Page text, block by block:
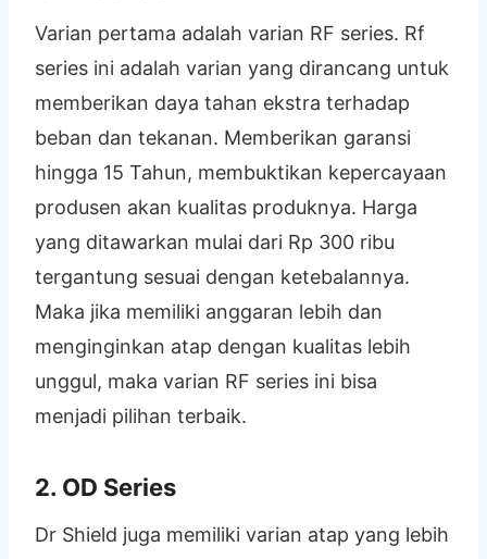
Varian pertama adalah varian RF series. Rf
series ini adalah varian yang dirancang untuk
memberikan daya tahan ekstra terhadap
beban dan tekanan. Memberikan garansi
hingga 15 Tahun, membuktikan kepercayaan
produsen akan kualitas produknya. Harga
yang ditawarkan mulai dari Rp 300 ribu
tergantung sesuai dengan ketebalannya.
Maka jika memiliki anggaran lebih dan
menginginkan atap dengan kualitas lebih
unggul, maka varian RF series ini bisa
menjadi pilihan terbaik.
2. OD Series
Dr Shield juga memiliki varian atap yang lebih